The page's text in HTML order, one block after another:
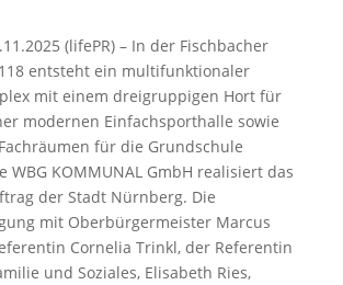
(lifePR) – In der Fischbacher
entsteht ein multifunktionaler
mit einem dreigruppigen Hort für
modernen Einfachsporthalle sowie
für die Grundschule
WBG KOMMUNAL GmbH realisiert das
der Stadt Nürnberg. Die
mit Oberbürgermeister Marcus
Cornelia Trinkl, der Referentin
und Soziales, Elisabeth Ries,